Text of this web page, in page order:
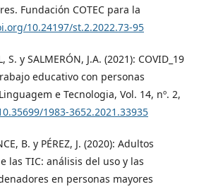
Fundación COTEC para la
10.24197/st.2.2022.73-95
S. y SALMERÓN, J.A. (2021): COVID_19
educativo con personas
e Tecnologia, Vol. 14, nº. 2,
1983-3652.2021.33935
B. y PÉREZ, J. (2020): Adultos
las TIC: análisis del uso y las
en personas mayores